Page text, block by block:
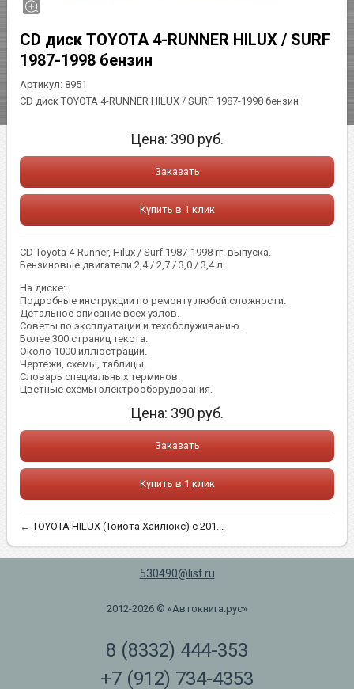
CD диск TOYOTA 4-RUNNER HILUX / SURF
1987-1998 бензин
Артикул: 8951
CD диск TOYOTA 4-RUNNER HILUX / SURF 1987-1998 бензин
Цена: 390 руб.
Заказать
Купить в 1 клик
CD Toyota 4-Runner, Hilux / Surf 1987-1998 гг. выпуска.
Бензиновые двигатели 2,4 / 2,7 / 3,0 / 3,4 л.
На диске:
Подробные инструкции по ремонту любой сложности.
Детальное описание всех узлов.
Советы по эксплуатации и техобслуживанию.
Более 300 страниц текста.
Около 1000 иллюстраций.
Чертежи, схемы, таблицы.
Словарь специальных терминов.
Цветные схемы электрооборудования.
Цена: 390 руб.
Заказать
Купить в 1 клик
←TOYOTA HILUX (Тойота Хайлюкс) с 201...
530490@list.ru
2012-2026 © «Автокнига.рус»
8 (8332) 444-353
+7 (912) 734-4353